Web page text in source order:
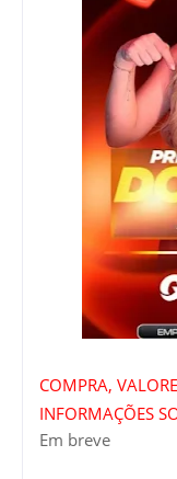
COMPRA,
INFORMAÇÕES
Em breve